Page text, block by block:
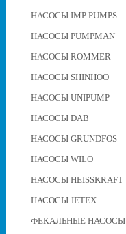
НАСОСЫ IMP PUMPS
НАСОСЫ PUMPMAN
НАСОСЫ ROMMER
НАСОСЫ SHINHOO
НАСОСЫ UNIPUMP
НАСОСЫ DAB
НАСОСЫ GRUNDFOS
НАСОСЫ WILO
НАСОСЫ HEISSKRAFT
НАСОСЫ JETEX
ФЕКАЛЬНЫЕ НАСОСЫ